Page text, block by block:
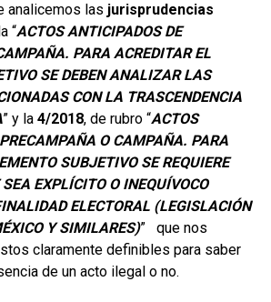
analicemos las jurisprudencias
“ACTOS ANTICIPADOS DE
PARA ACREDITAR EL
SE DEBEN ANALIZAR LAS
CON LA TRASCENDENCIA
” y la 4/2018, de rubro “ACTOS
O CAMPAÑA. PARA
SUBJETIVO SE REQUIERE
EXPLÍCITO O INEQUÍVOCO
ELECTORAL (LEGISLACIÓN
Y SIMILARES)” que nos
claramente definibles para saber
de un acto ilegal o no.